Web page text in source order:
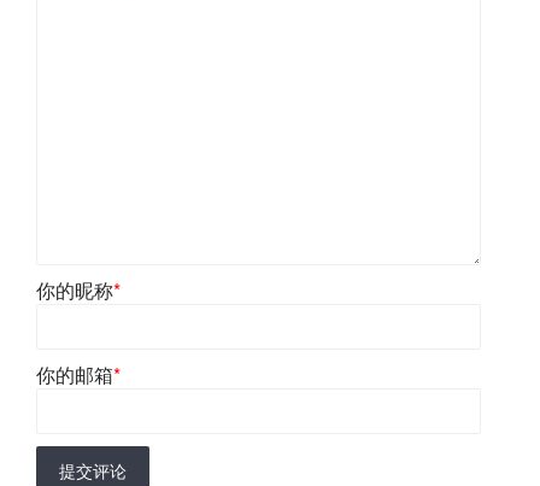
你的昵称*
你的邮箱*
提交评论